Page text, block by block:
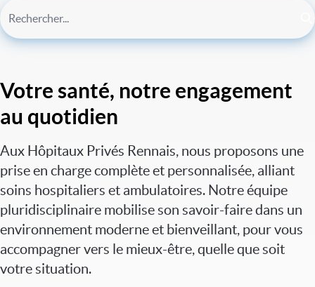
Votre santé, notre engagement
au quotidien
Aux Hôpitaux Privés Rennais, nous proposons une
prise en charge complète et personnalisée, alliant
soins hospitaliers et ambulatoires. Notre équipe
pluridisciplinaire mobilise son savoir-faire dans un
environnement moderne et bienveillant, pour vous
accompagner vers le mieux-être, quelle que soit
votre situation.